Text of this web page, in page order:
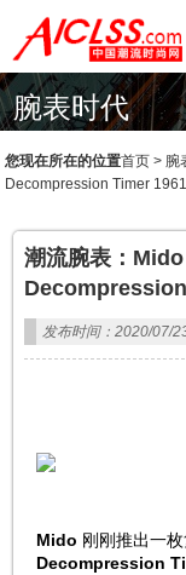
腕表时代
您现在所在的位置首页 > 腕
Decompression Timer
潮流腕表：
发布时间：2020/07/
Mido 刚刚推出一
Decompression